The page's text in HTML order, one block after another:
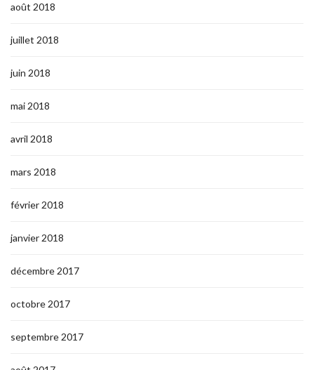
août 2018
juillet 2018
juin 2018
mai 2018
avril 2018
mars 2018
février 2018
janvier 2018
décembre 2017
octobre 2017
septembre 2017